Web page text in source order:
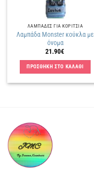
ΛΑΜΠΑΔΕΣ ΓΙΑ ΚΟΡΙΤΣΙΑ
Λαμπάδα Monster κούκλα με
όνομα
21.90€
ΠΡΟΣΘΗΚΗ ΣΤΟ ΚΑΛΑΘΙ